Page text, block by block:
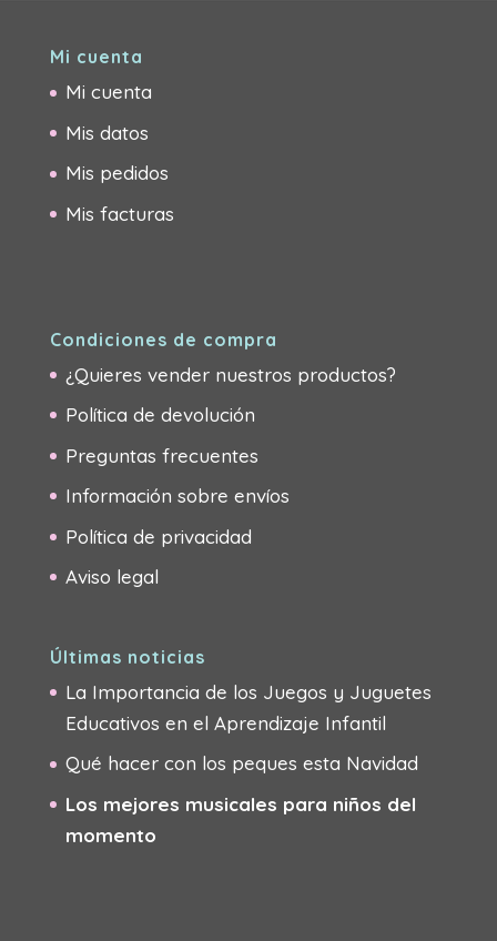
Mi cuenta
Mi cuenta
Mis datos
Mis pedidos
Mis facturas
Condiciones de compra
¿Quieres vender nuestros productos?
Política de devolución
Preguntas frecuentes
Información sobre envíos
Política de privacidad
Aviso legal
Últimas noticias
La Importancia de los Juegos y Juguetes
Educativos en el Aprendizaje Infantil
Qué hacer con los peques esta Navidad
Los mejores musicales para niños del
momento